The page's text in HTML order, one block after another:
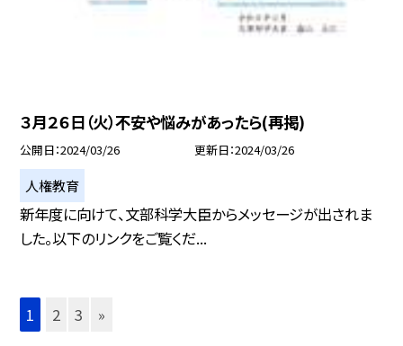
３月２６日（火）不安や悩みがあったら(再掲)
公開日 2024/03/26 更新日 2024/03/26
人権教育
新年度に向けて、文部科学大臣からメッセージが出されま
した。以下のリンクをご覧くだ...
1 2 3 »